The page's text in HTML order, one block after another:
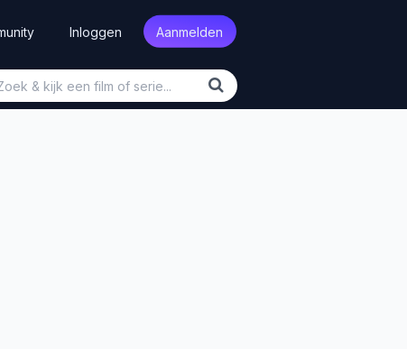
Inloggen Aanmelden